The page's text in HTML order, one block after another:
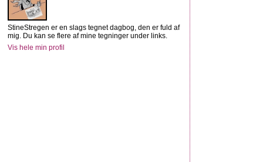
StineStregen er en slags tegnet dagbog, den er fuld af
mig. Du kan se flere af mine tegninger under links.
Vis hele min profil